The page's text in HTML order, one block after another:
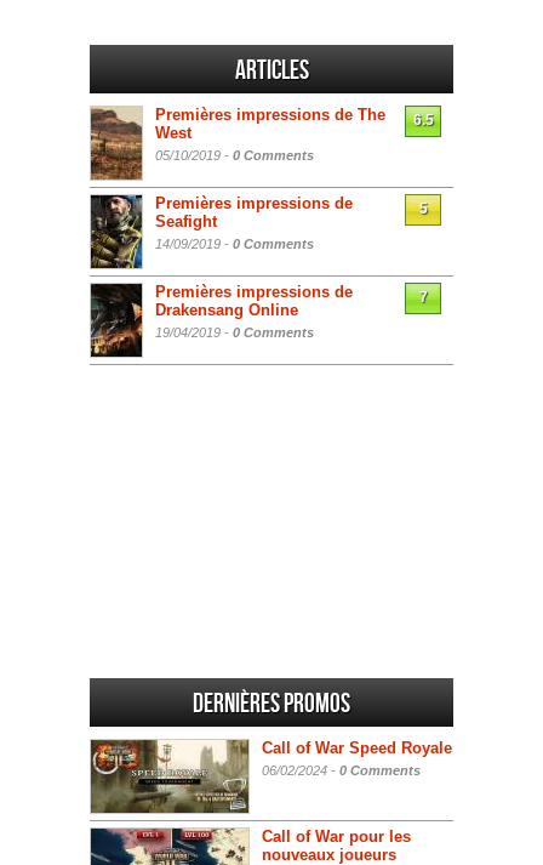
Articles
Premières impressions de The
West
05/10/2019 - 0 Comments
6.5
Premières impressions de
Seafight
14/09/2019 - 0 Comments
5
Premières impressions de
Drakensang Online
19/04/2019 - 0 Comments
7
Dernières promos
Call of War Speed Royale
06/02/2024 - 0 Comments
Call of War pour les
nouveaux joueurs